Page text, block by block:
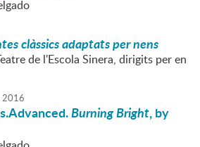
clàssics adaptats per nens
de l'Escola Sinera, dirigits per en
2016
Burning Bright, by